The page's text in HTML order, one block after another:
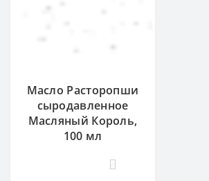
Масло Расторопши
сыродавленное
Масляный Король,
100 мл